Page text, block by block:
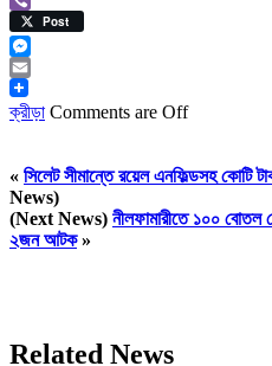
ViberPost
Messenger
Email
ক্রীড়া Comments are Off
« সিলেট সীমান্তে রয়েল এনফিল্ডসহ কোটি
News)
(Next News) নীলফামারীতে ১০০ বোতল
২জন আটক»
Related News